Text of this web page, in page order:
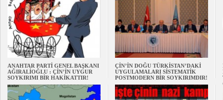
ANAHTAR PARTİ GENEL BAŞKANI
AĞIRALİOĞLU : ÇİN’İN UYGUR
SOYKIRIMI BİR HAKİKATTIR!
ÇİN’İN DOĞU TÜRKİSTAN’DAKİ
UYGULAMALARI SİSTEMATİK
POSTMODERN BİR SOYKIRIMDIR!